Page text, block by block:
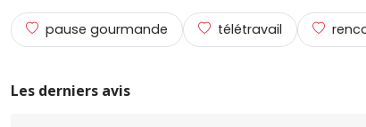
pause gourmande télétravail
Les derniers avis